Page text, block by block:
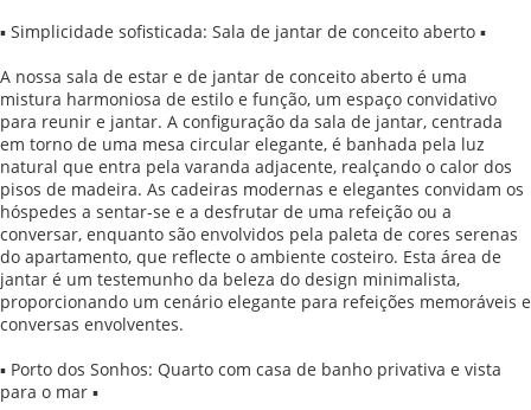
▪ Simplicidade sofisticada: Sala de jantar de conceito aberto ▪
A nossa sala de estar e de jantar de conceito aberto é uma
mistura harmoniosa de estilo e função, um espaço convidativo
para reunir e jantar. A configuração da sala de jantar, centrada
em torno de uma mesa circular elegante, é banhada pela luz
natural que entra pela varanda adjacente, realçando o calor dos
pisos de madeira. As cadeiras modernas e elegantes convidam os
hóspedes a sentar-se e a desfrutar de uma refeição ou a
conversar, enquanto são envolvidos pela paleta de cores serenas
do apartamento, que reflecte o ambiente costeiro. Esta área de
jantar é um testemunho da beleza do design minimalista,
proporcionando um cenário elegante para refeições memoráveis e
conversas envolventes.
▪ Porto dos Sonhos: Quarto com casa de banho privativa e vista
para o mar ▪